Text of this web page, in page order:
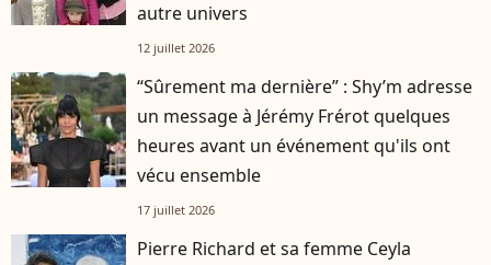
autre univers
12 juillet 2026
“Sûrement ma dernière” : Shy’m adresse
un message à Jérémy Frérot quelques
heures avant un événement qu'ils ont
vécu ensemble
17 juillet 2026
Pierre Richard et sa femme Ceyla